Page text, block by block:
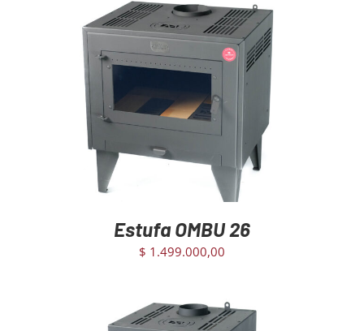
AGREGAR AL CARRITO DETAILS
Estufa OMBU 26
$ 1.499.000,00